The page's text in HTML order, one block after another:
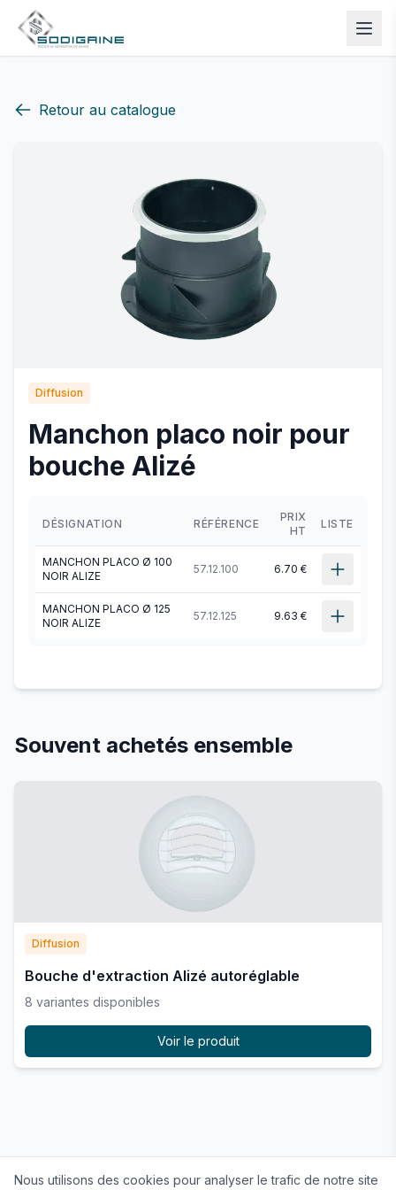
Retour au catalogue
Diffusion
Manchon placo noir pour
bouche Alizé
DÉSIGNATION RÉFÉRENCE
PRIX
HT
LISTE
MANCHON PLACO Ø 100
NOIR ALIZE
57.12.100 6.70 €
MANCHON PLACO Ø 125
NOIR ALIZE
57.12.125 9.63 €
Souvent achetés ensemble
Diffusion
Bouche d'extraction Alizé autoréglable
8 variantes disponibles
Voir le produit
Nous utilisons des cookies pour analyser le trafic de notre site